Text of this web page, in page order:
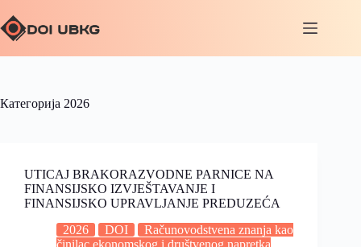
Категорија 2026
UTICAJ BRAKORAZVODNE PARNICE NA
FINANSIJSKO IZVJEŠTAVANJE I
FINANSIJSKO UPRAVLJANJE PREDUZEĆA
2026
DOI
Računovodstvena znanja kao
činilac ekonomskog i društvenog napretka